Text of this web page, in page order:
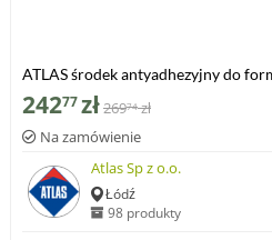
ATLAS środek antyadhezyjny do
24277zł26974 zł
Na zamówienie
Atlas Sp z o.o.
Łódź
98 produkty